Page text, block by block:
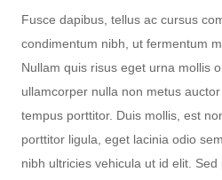
Fusce dapibus, tellus ac cursus
condimentum nibh, ut fermentum
Nullam quis risus eget urna mollis
ullamcorper nulla non metus
tempus porttitor. Duis mollis, est
porttitor ligula, eget lacinia odio
nibh ultricies vehicula ut id elit.